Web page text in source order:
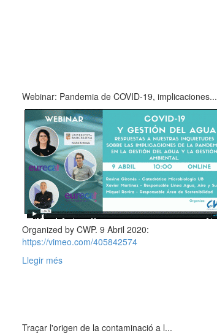
Webinar: Pandemia de COVID-19, implicaciones...
Organized by CWP. 9 Abril 2020:
https://vimeo.com/405842574
Llegir més
Traçar l'origen de la contaminació a l...